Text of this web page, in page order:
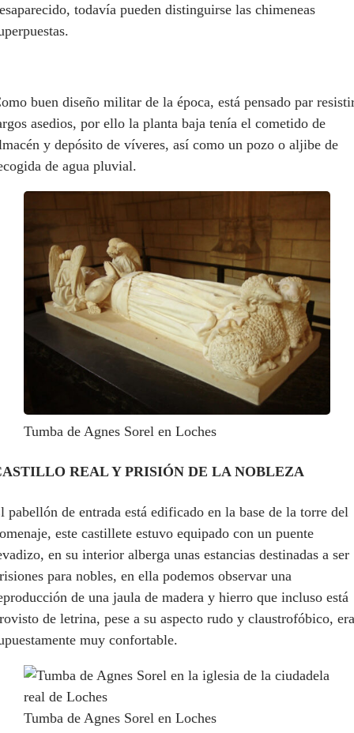
todavía pueden distinguirse las chimeneas
buen diseño militar de la época, está pensado par
asedios, por ello la planta baja tenía el cometido de
y depósito de víveres, así como un pozo o aljibe de
de agua pluvial.
Tumba de Agnes Sorel en Loches
REAL Y PRISIÓN DE LA NOBLEZA
pabellón de entrada está edificado en la base de la torre del
este castillete estuvo equipado con un puente
en su interior alberga unas estancias destinadas a ser
para nobles, en ella podemos observar una
de una jaula de madera y hierro que incluso está
de letrina, pese a su aspecto rudo y claustrofóbico, era
muy confortable.
Tumba de Agnes Sorel en Loches